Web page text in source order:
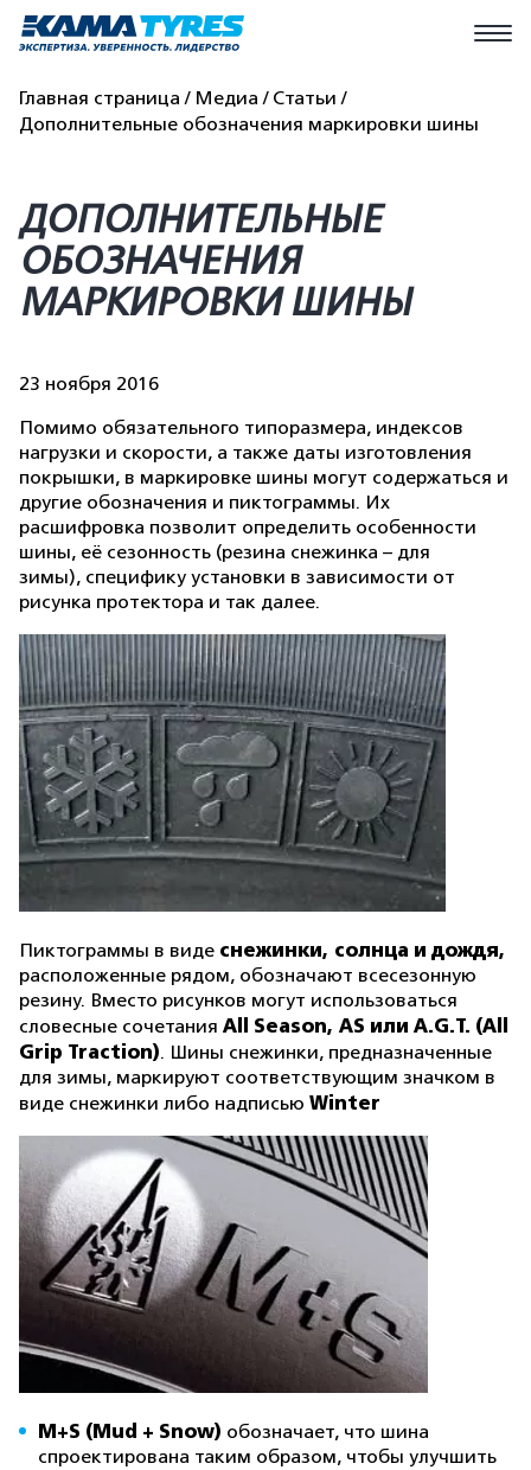
Главная страница Медиа
Статьи
Дополнительные обозначения маркировки шины
ДОПОЛНИТЕЛЬНЫЕ
ОБОЗНАЧЕНИЯ
МАРКИРОВКИ ШИНЫ
23 ноября 2016
Помимо обязательного типоразмера, индексов
нагрузки и скорости, а также даты изготовления
покрышки, в маркировке шины могут содержаться и
другие обозначения и пиктограммы. Их
расшифровка позволит определить особенности
шины, её сезонность (резина снежинка – для
зимы), специфику установки в зависимости от
рисунка протектора и так далее.
Пиктограммы в виде снежинки, солнца и дождя,
расположенные рядом, обозначают всесезонную
резину. Вместо рисунков могут использоваться
словесные сочетания All Season, AS или A.G.T. (All
Grip Traction). Шины снежинки, предназначенные
для зимы, маркируют соответствующим значком в
виде снежинки либо надписью Winter
M+S (Mud + Snow) обозначает, что шина
спроектирована таким образом, чтобы улучшить